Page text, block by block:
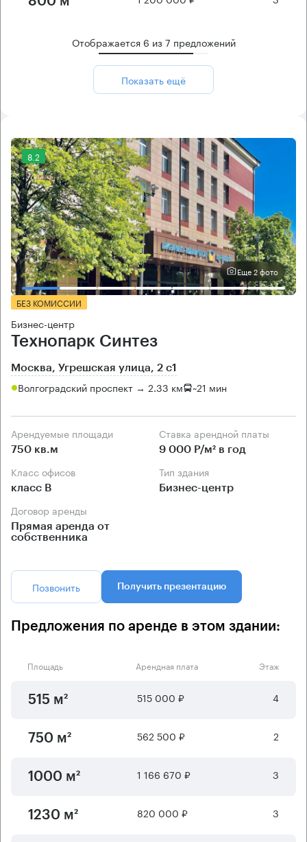
Отображается 6 из7 предложений
Показать ещё
8.2
Еще 2 фото
БЕЗ КОМИССИИ
Бизнес-центр
Технопарк Синтез
Москва, Угрешская улица, 2 с1
Волгоградский проспект → 2.33 км ~21 мин
Арендуемые площади
750 кв.м
Ставка арендной платы
9 000 Р/м² в год
Класс офисов
класс B
Тип здания
Бизнес-центр
Договор аренды
Прямая аренда от
собственника
Позвонить Получить презентацию
Предложения по аренде в этом здании:
Площадь Арендная плата Этаж
515 м² 515 000 ₽ 4
750 м² 562 500 ₽ 2
1000 м² 1 166 670 ₽ 3
1230 м² 820 000 ₽ 3